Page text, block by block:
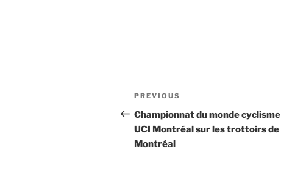
Post
navigation
Previous
Post
PREVIOUS
Championnat du monde cyclisme
UCI Montréal sur les trottoirs de
Montréal